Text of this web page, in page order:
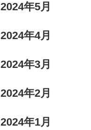
2024年5月
2024年4月
2024年3月
2024年2月
2024年1月